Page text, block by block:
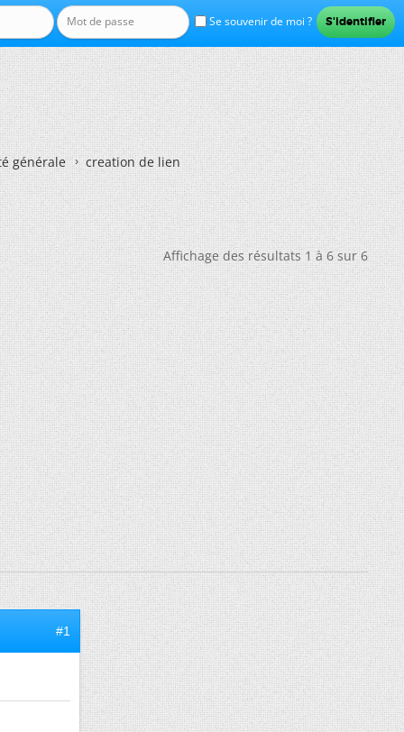
Se souvenir de moi ?
générale creation de lien
Affichage des résultats 1 à 6 sur 6
#1